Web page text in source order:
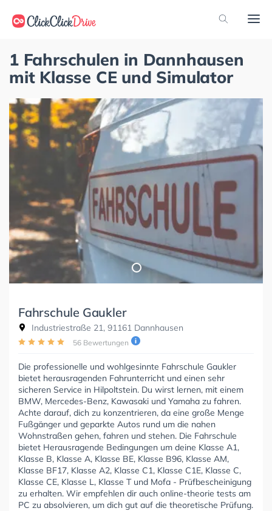
1 Fahrschulen in Dannhausen
mit Klasse CE und Simulator
Fahrschule Gaukler
Industriestraße 21, 91161 Dannhausen
56 Bewertungen
Die professionelle und wohlgesinnte Fahrschule Gaukler
bietet herausragenden Fahrunterricht und einen sehr
sicheren Service in Hilpoltstein. Du wirst lernen, mit einem
BMW, Mercedes-Benz, Kawasaki und Yamaha zu fahren.
Achte darauf, dich zu konzentrieren, da eine große Menge
Fußgänger und geparkte Autos rund um die nahen
Wohnstraßen gehen, fahren und stehen. Die Fahrschule
bietet Herausragende Bedingungen um deine Klasse A1,
Klasse B, Klasse A, Klasse BE, Klasse B96, Klasse AM,
Klasse BF17, Klasse A2, Klasse C1, Klasse C1E, Klasse C,
Klasse CE, Klasse L, Klasse T und Mofa - Prüfbescheinigung
zu erhalten. Wir empfehlen dir auch online-theorie tests am
PC zu absolvieren, um dich gut auf die theoretische Prüfung.